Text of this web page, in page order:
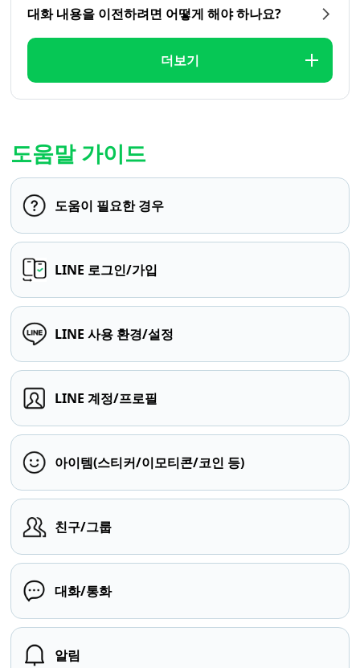
대화 내용을 이전하려면 어떻게 해야 하나요?
더보기
도움말 가이드
도움이 필요한 경우
LINE 로그인/가입
LINE 사용 환경/설정
LINE 계정/프로필
아이템(스티커/이모티콘/코인 등)
친구/그룹
대화/통화
알림